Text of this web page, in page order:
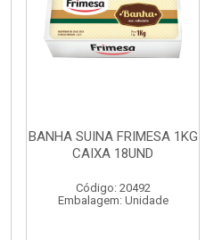
BANHA SUINA FRIMESA 1KG
CAIXA 18UND
Código: 20492
Embalagem: Unidade